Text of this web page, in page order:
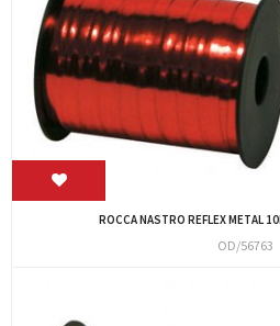
ROCCA NASTRO REFLEX METAL
OD/56763